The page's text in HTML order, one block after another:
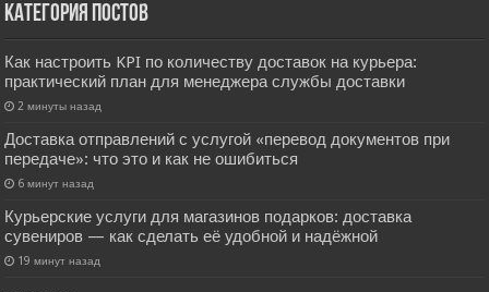
Категория постов
Как настроить KPI по количеству доставок на курьера:
практический план для менеджера службы доставки
2 минуты назад
Доставка отправлений с услугой «перевод документов при
передаче»: что это и как не ошибиться
6 минут назад
Курьерские услуги для магазинов подарков: доставка
сувениров — как сделать её удобной и надёжной
19 минут назад